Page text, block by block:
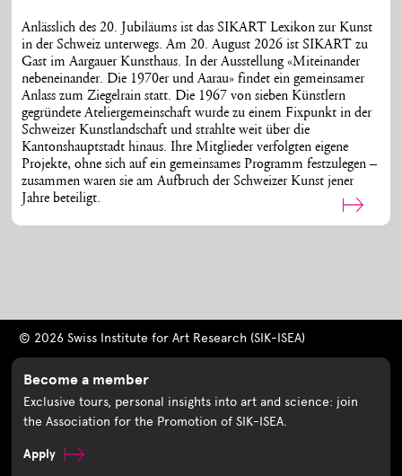
Anlässlich des 20. Jubiläums ist das SIKART Lexikon zur Kunst
in der Schweiz unterwegs. Am 20. August 2026 ist SIKART zu
Gast im Aargauer Kunsthaus. In der Ausstellung «Miteinander
nebeneinander. Die 1970er und Aarau» findet ein gemeinsamer
Anlass zum Ziegelrain statt. Die 1967 von sieben Künstlern
gegründete Ateliergemeinschaft wurde zu einem Fixpunkt in der
Schweizer Kunstlandschaft und strahlte weit über die
Kantonshauptstadt hinaus. Ihre Mitglieder verfolgten eigene
Projekte, ohne sich auf ein gemeinsames Programm festzulegen –
zusammen waren sie am Aufbruch der Schweizer Kunst jener
Jahre beteiligt.
© 2026 Swiss Institute for Art Research (SIK-ISEA)
Become a member
Exclusive tours, personal insights into art and science: join
the Association for the Promotion of SIK-ISEA.
Apply